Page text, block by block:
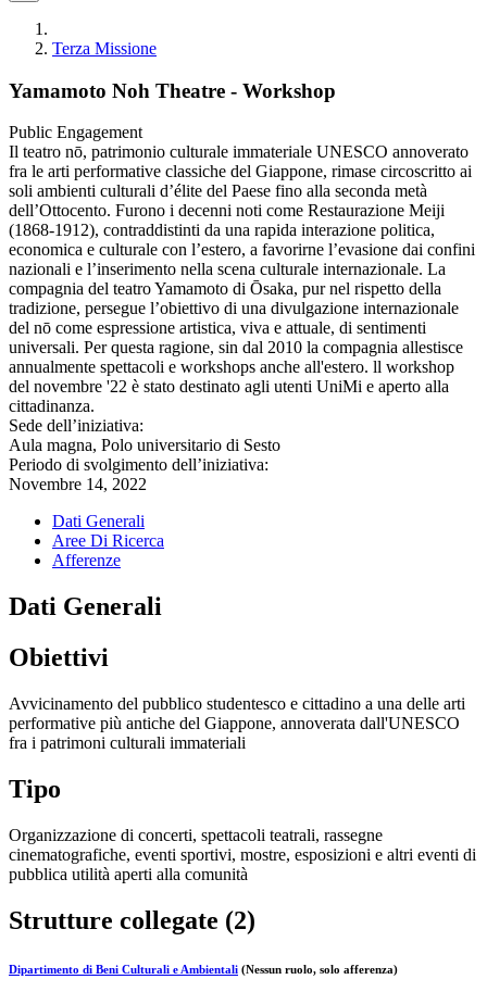
Terza Missione
Yamamoto Noh Theatre - Workshop
Public Engagement
Il teatro nō, patrimonio culturale immateriale UNESCO annoverato
fra le arti performative classiche del Giappone, rimase circoscritto ai
soli ambienti culturali d’élite del Paese fino alla seconda metà
dell’Ottocento. Furono i decenni noti come Restaurazione Meiji
(1868-1912), contraddistinti da una rapida interazione politica,
economica e culturale con l’estero, a favorirne l’evasione dai confini
nazionali e l’inserimento nella scena culturale internazionale. La
compagnia del teatro Yamamoto di Ōsaka, pur nel rispetto della
tradizione, persegue l’obiettivo di una divulgazione internazionale
del nō come espressione artistica, viva e attuale, di sentimenti
universali. Per questa ragione, sin dal 2010 la compagnia allestisce
annualmente spettacoli e workshops anche all'estero. ll workshop
del novembre '22 è stato destinato agli utenti UniMi e aperto alla
cittadinanza.
Sede dell’iniziativa:
Aula magna, Polo universitario di Sesto
Periodo di svolgimento dell’iniziativa:
Novembre 14, 2022
Dati Generali
Aree Di Ricerca
Afferenze
Dati Generali
Obiettivi
Avvicinamento del pubblico studentesco e cittadino a una delle arti
performative più antiche del Giappone, annoverata dall'UNESCO
fra i patrimoni culturali immateriali
Tipo
Organizzazione di concerti, spettacoli teatrali, rassegne
cinematografiche, eventi sportivi, mostre, esposizioni e altri eventi di
pubblica utilità aperti alla comunità
Strutture collegate (2)
Dipartimento di Beni Culturali e Ambientali (Nessun ruolo, solo afferenza)